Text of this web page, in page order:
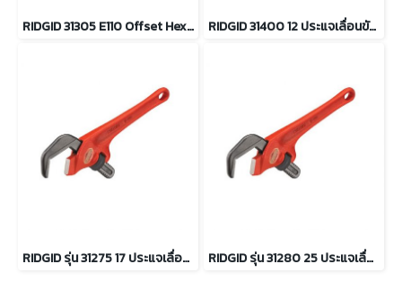
RIDGID 31305 E110 Offset Hex Wrench ประแจหกเหลี่ยมปากเฉียง RIDGID 31400 12 ประแจเลื่อนขันน็อต ขนาด 12นิ้ว จับท่อได้ 3/8 - 2.5/8 นิ้ว
RIDGID รุ่น 31275 17 ประแจเลื่อนขันน็อต หกเหลี่ยมด้ามตรง RIDGID รุ่น 31280 25 ประแจเลื่อนขันน็อต หกเหลี่ยมด้ามตรง